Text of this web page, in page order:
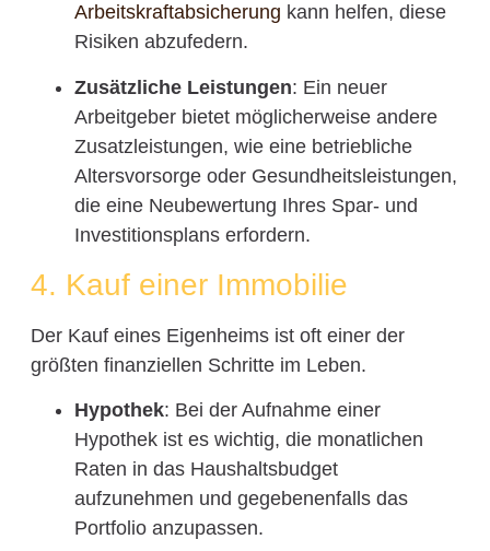
Arbeitskraftabsicherung kann helfen, diese
Risiken abzufedern.
Zusätzliche Leistungen: Ein neuer
Arbeitgeber bietet möglicherweise andere
Zusatzleistungen, wie eine betriebliche
Altersvorsorge oder Gesundheitsleistungen,
die eine Neubewertung Ihres Spar- und
Investitionsplans erfordern.
4. Kauf einer Immobilie
Der Kauf eines Eigenheims ist oft einer der
größten finanziellen Schritte im Leben.
Hypothek: Bei der Aufnahme einer
Hypothek ist es wichtig, die monatlichen
Raten in das Haushaltsbudget
aufzunehmen und gegebenenfalls das
Portfolio anzupassen.